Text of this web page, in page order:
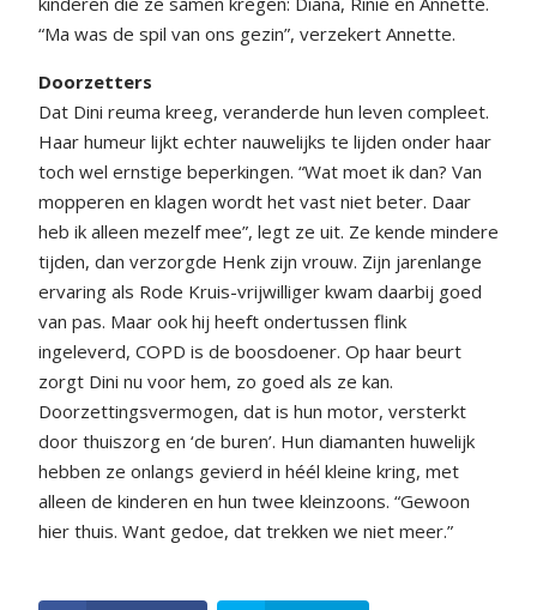
“Ma was de spil van ons gezin”, verzekert Annette.
Doorzetters
Dat Dini reuma kreeg, veranderde hun leven compleet.
Haar humeur lijkt echter nauwelijks te lijden onder haar
toch wel ernstige beperkingen. “Wat moet ik dan? Van
mopperen en klagen wordt het vast niet beter. Daar
heb ik alleen mezelf mee”, legt ze uit. Ze kende mindere
tijden, dan verzorgde Henk zijn vrouw. Zijn jarenlange
ervaring als Rode Kruis-vrijwilliger kwam daarbij goed
van pas. Maar ook hij heeft ondertussen flink
ingeleverd, COPD is de boosdoener. Op haar beurt
zorgt Dini nu voor hem, zo goed als ze kan.
Doorzettingsvermogen, dat is hun motor, versterkt
door thuiszorg en ‘de buren’. Hun diamanten huwelijk
hebben ze onlangs gevierd in héél kleine kring, met
alleen de kinderen en hun twee kleinzoons. “Gewoon
hier thuis. Want gedoe, dat trekken we niet meer.”